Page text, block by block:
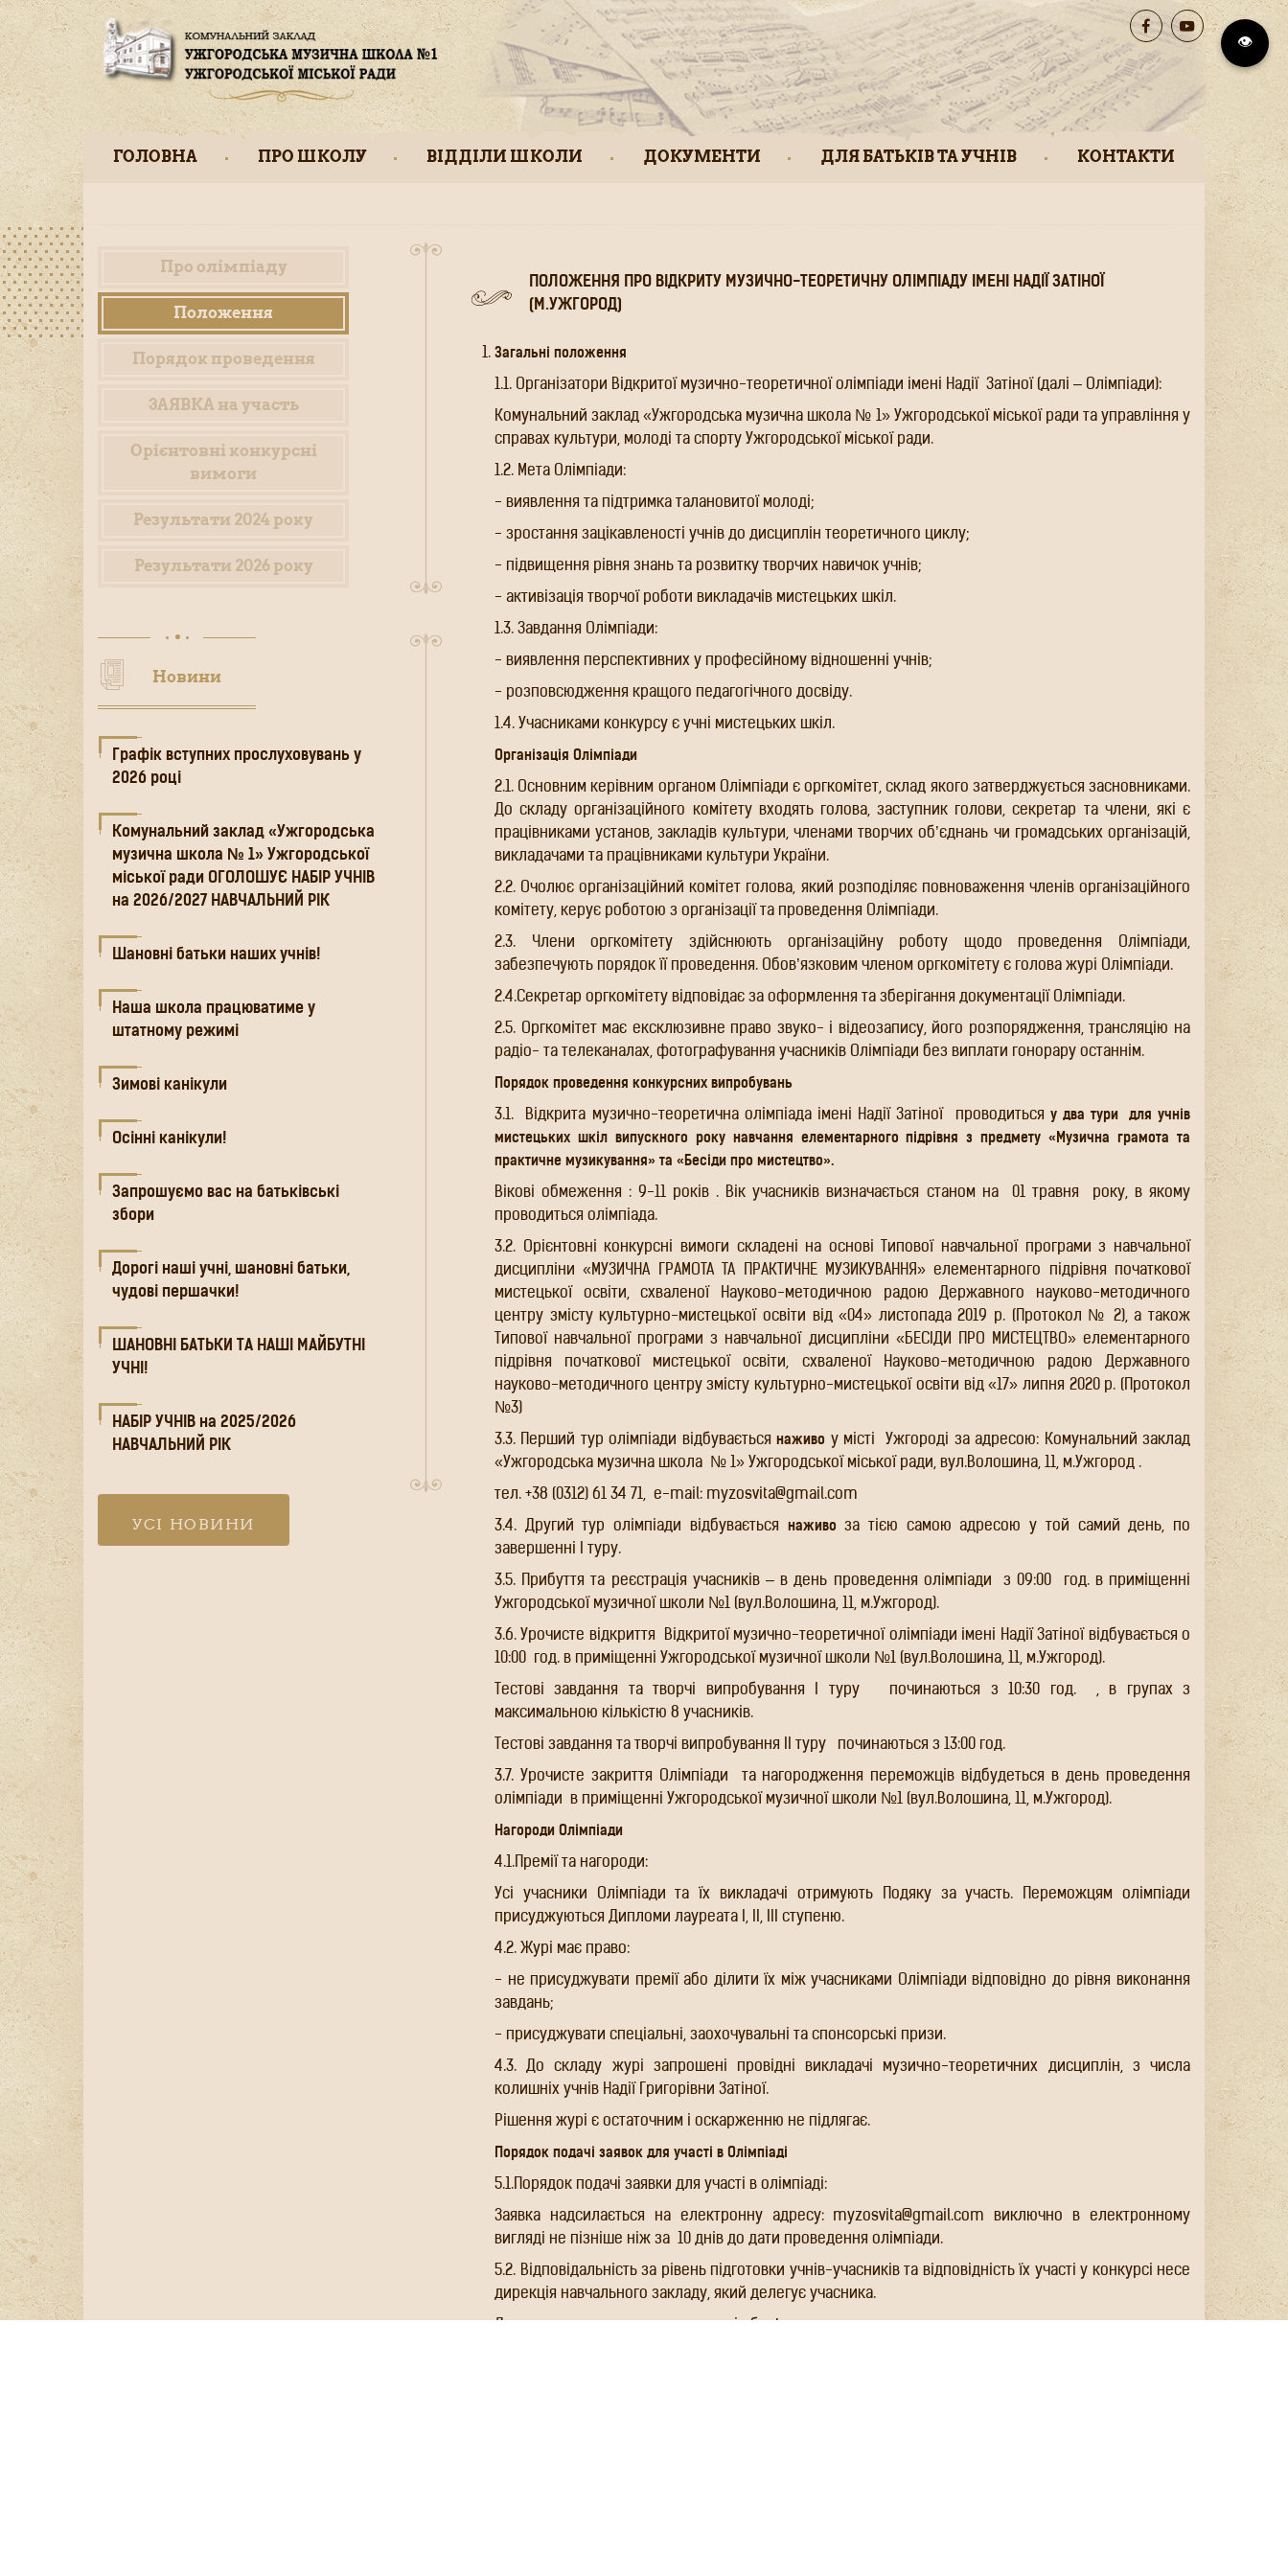
ГОЛОВНА ПРО ШКОЛУ ВІДДІЛИ ШКОЛИ ДОКУМЕНТИ ДЛЯ БАТЬКІВ ТА УЧНІВ КОНТАКТИ
ПОЛОЖЕННЯ ПРО ВІДКРИТУ МУЗИЧНО-ТЕОРЕТИЧНУ ОЛІМПІАДУ ІМЕНІ НАДІЇ ЗАТІНОЇ
(М.УЖГОРОД)
Загальні положення
1.1. Організатори Відкритої музично-теоретичної олімпіади імені Надії Затіної (далі – Олімпіади):
Комунальний заклад «Ужгородська музична школа № 1» Ужгородської міської ради та управління у
справах культури, молоді та спорту Ужгородської міської ради.
1.2. Мета Олімпіади:
- виявлення та підтримка талановитої молоді;
- зростання зацікавленості учнів до дисциплін теоретичного циклу;
- підвищення рівня знань та розвитку творчих навичок учнів;
- активізація творчої роботи викладачів мистецьких шкіл.
1.3. Завдання Олімпіади:
- виявлення перспективних у професійному відношенні учнів;
- розповсюдження кращого педагогічного досвіду.
1.4. Учасниками конкурсу є учні мистецьких шкіл.
Організація Олімпіади
2.1. Основним керівним органом Олімпіади є оргкомітет, склад якого затверджується засновниками.
До складу організаційного комітету входять голова, заступник голови, секретар та члени, які є
працівниками установ, закладів культури, членами творчих об’єднань чи громадських організацій,
викладачами та працівниками культури України.
2.2. Очолює організаційний комітет голова, який розподіляє повноваження членів організаційного
комітету, керує роботою з організації та проведення Олімпіади.
2.3. Члени оргкомітету здійснюють організаційну роботу щодо проведення Олімпіади,
забезпечують порядок її проведення. Обов’язковим членом оргкомітету є голова журі Олімпіади.
2.4.Секретар оргкомітету відповідає за оформлення та зберігання документації Олімпіади.
2.5. Оргкомітет має ексклюзивне право звуко- і відеозапису, його розпорядження, трансляцію на
радіо- та телеканалах, фотографування учасників Олімпіади без виплати гонорару останнім.
Порядок проведення конкурсних випробувань
3.1. Відкрита музично-теоретична олімпіада імені Надії Затіної проводитьсяу два тури
для учнів
мистецьких шкіл випускного року навчання елементарного підрівня з предмету «Музична
грамота та практичне музикування» та «Бесіди про мистецтво».
Вікові обмеження : 9-11 років . Вік учасників визначається станом на 01 травня
року, в якому
проводиться олімпіада.
3.2. Орієнтовні конкурсні вимоги складені на основі Типової навчальної програми з навчальної
дисципліни «МУЗИЧНА ГРАМОТА ТА ПРАКТИЧНЕ МУЗИКУВАННЯ» елементарного підрівня початкової
мистецької освіти, схваленої Науково-методичною радою Державного науково-методичного
центру змісту культурно-мистецької освіти від «04» листопада 2019 р. (Протокол № 2), а також
Типової навчальної програми з навчальної дисципліни «БЕСІДИ ПРО МИСТЕЦТВО» елементарного
підрівня початкової мистецької освіти, схваленої Науково-методичною радою Державного
науково-методичного центру змісту культурно-мистецької освіти від «17» липня 2020 р. (Протокол
№3)
3.3. Перший тур олімпіади відбувається наживо у місті
Ужгороді за адресою: Комунальний заклад
«Ужгородська музична школа
№ 1» Ужгородської міської ради, вул.Волошина, 11, м.Ужгород .
тел. +38 (0312) 61 34 71, e-mail: myzosvita@gmail.com
3.4. Другий тур олімпіади відбувається наживо за тією самою адресою у той самий день, по
завершенні І туру.
3.5. Прибуття та реєстрація учасників – в день проведення олімпіади з 09:00
год. в приміщенні
Ужгородської музичної школи №1 (вул.Волошина, 11, м.Ужгород).
3.6. Урочисте відкриття
Відкритої музично-теоретичної олімпіади імені Надії Затіної відбувається о
10:00
год. в приміщенні Ужгородської музичної школи №1 (вул.Волошина, 11, м.Ужгород).
Тестові завдання та творчі випробування І туру починаються з 10:30 год.
, в групах з
максимальною кількістю 8 учасників.
Тестові завдання та творчі випробування ІІ туру починаються з 13:00 год.
3.7. Урочисте закриття Олімпіади
та нагородження переможців відбудеться в день проведення
олімпіади
в приміщенні Ужгородської музичної школи №1 (вул.Волошина, 11, м.Ужгород).
Нагороди Олімпіади
4.1.Премії та нагороди:
Усі учасники Олімпіади та їх викладачі отримують Подяку за участь. Переможцям олімпіади
присуджуються Дипломи лауреата І, ІІ, ІІІ ступеню.
4.2. Журі має право:
- не присуджувати премії або ділити їх між учасниками Олімпіади відповідно до рівня виконання
завдань;
- присуджувати спеціальні, заохочувальні та спонсорські призи.
4.3. До складу журі запрошені провідні викладачі музично-теоретичних дисциплін, з числа
колишніх учнів Надії Григорівни Затіної.
Рішення журі є остаточним і оскарженню не підлягає.
Порядок подачі заявок для участі в Олімпіаді
5.1.Порядок подачі заявки для участі в олімпіаді:
Заявка надсилається на електронну адресу: myzosvita@gmail.com виключно в електронному
вигляді не пізніше ніж за 10 днів до дати проведення олімпіади.
5.2. Відповідальність за рівень підготовки учнів-учасників та відповідність їх участі у конкурсі несе
дирекція навчального закладу, який делегує учасника.
Про олімпіаду
Положення
Порядок проведення
ЗАЯВКА на участь
Орієнтовні конкурсні
вимоги
Результати 2024 року
Результати 2026 року
Новини
Графік вступних прослуховувань у
2026 році
Комунальний заклад «Ужгородська
музична школа № 1» Ужгородської
міської ради ОГОЛОШУЄ НАБІР УЧНІВ
на 2026/2027 НАВЧАЛЬНИЙ РІК
Шановні батьки наших учнів!
Наша школа працюватиме у
штатному режимі
Зимові канікули
Осінні канікули!
Запрошуємо вас на батьківські
збори
Дорогі наші учні, шановні батьки,
чудові першачки!
ШАНОВНІ БАТЬКИ ТА НАШІ МАЙБУТНІ
УЧНІ!
НАБІР УЧНІВ на 2025/2026
НАВЧАЛЬНИЙ РІК
УСІ НОВИНИ
👁️